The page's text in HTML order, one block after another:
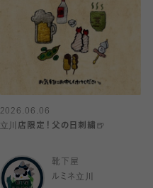
2026.06.06
立川店限定！父の日刺繍🍺
靴下屋
ルミネ立川